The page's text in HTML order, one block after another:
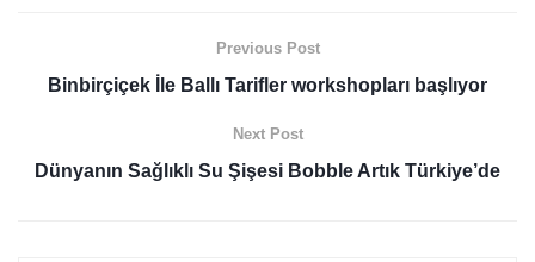
Previous Post
Binbirçiçek İle Ballı Tarifler workshopları başlıyor
Next Post
Dünyanın Sağlıklı Su Şişesi Bobble Artık Türkiye’de